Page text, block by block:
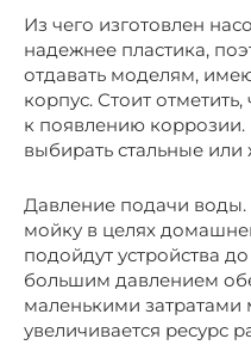
Из чего изготовлен
надежнее пластика,
отдавать моделям,
корпус. Стоит
к появлению
выбирать стальные
Давление подачи воды.
мойку в целях
подойдут устройства
большим давлением
маленькими
увеличивается ресурс